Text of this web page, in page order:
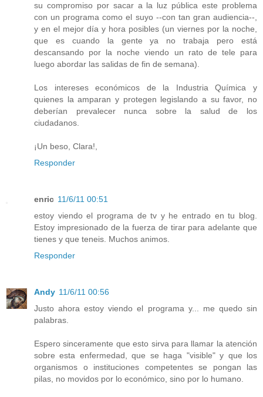
su compromiso por sacar a la luz pública este problema
con un programa como el suyo --con tan gran audiencia--,
y en el mejor día y hora posibles (un viernes por la noche,
que es cuando la gente ya no trabaja pero está
descansando por la noche viendo un rato de tele para
luego abordar las salidas de fin de semana).
Los intereses económicos de la Industria Química y
quienes la amparan y protegen legislando a su favor, no
deberían prevalecer nunca sobre la salud de los
ciudadanos.
¡Un beso, Clara!,
Responder
enric 11/6/11 00:51
estoy viendo el programa de tv y he entrado en tu blog.
Estoy impresionado de la fuerza de tirar para adelante que
tienes y que teneis. Muchos animos.
Responder
Andy 11/6/11 00:56
Justo ahora estoy viendo el programa y... me quedo sin
palabras.
Espero sinceramente que esto sirva para llamar la atención
sobre esta enfermedad, que se haga "visible" y que los
organismos o instituciones competentes se pongan las
pilas, no movidos por lo económico, sino por lo humano.